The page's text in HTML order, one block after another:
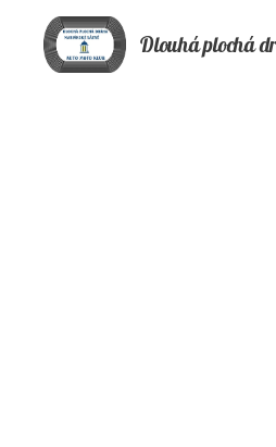
Dlouhá plochá